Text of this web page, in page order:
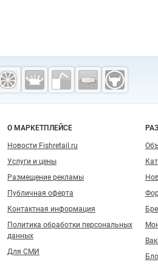
Навигация по сайту
О МАРКЕТПЛЕЙСЕ
Новости Fishretail.ru
Услуги и цены
Размещение рекламы
Публичная оферта
Контактная информация
Политика обработки персональных
данных
Для СМИ